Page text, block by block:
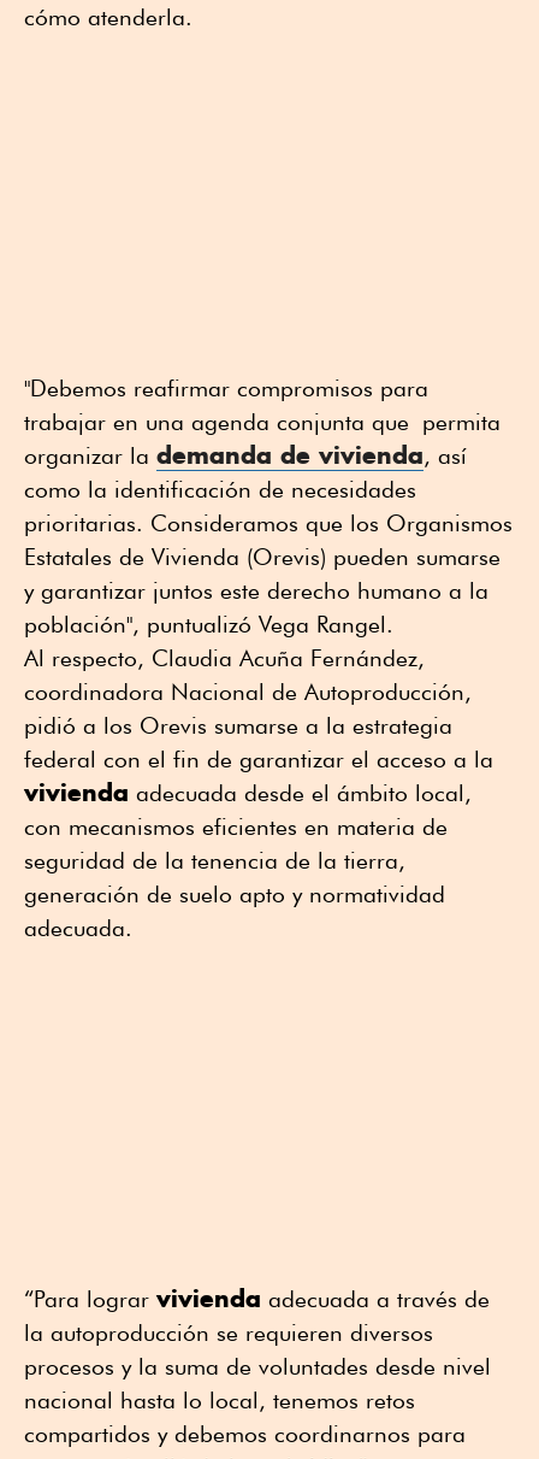
cómo atenderla.
"Debemos reafirmar compromisos para
trabajar en una agenda conjunta que permita
organizar la demanda de vivienda, así
como la identificación de necesidades
prioritarias. Consideramos que los Organismos
Estatales de Vivienda (Orevis) pueden sumarse
y garantizar juntos este derecho humano a la
población", puntualizó Vega Rangel.
Al respecto, Claudia Acuña Fernández,
coordinadora Nacional de Autoproducción,
pidió a los Orevis sumarse a la estrategia
federal con el fin de garantizar el acceso a la
vivienda adecuada desde el ámbito local,
con mecanismos eficientes en materia de
seguridad de la tenencia de la tierra,
generación de suelo apto y normatividad
adecuada.
“Para lograr vivienda adecuada a través de
la autoproducción se requieren diversos
procesos y la suma de voluntades desde nivel
nacional hasta lo local, tenemos retos
compartidos y debemos coordinarnos para